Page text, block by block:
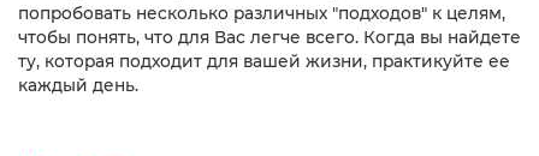
попробовать несколько различных "подходов" к целям,
чтобы понять, что для Вас легче всего. Когда вы найдете
ту, которая подходит для вашей жизни, практикуйте ее
каждый день.